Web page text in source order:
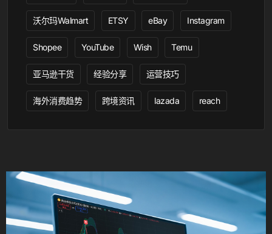
沃尔玛Walmart ETSY eBay Instagram
Shopee YouTube Wish Temu
亚马逊干货 经验分享 运营技巧
海外消费趋势 跨境资讯 lazada reach